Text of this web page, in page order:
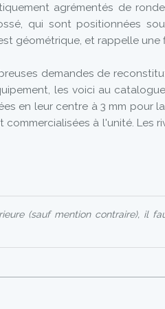
agrémentés de
qui sont positionnées
géométrique, et rappelle une
demandes de
les voici au
en leur centre à 3 mm pour
commercialisées à l'unité. Les
(sauf mention contraire), il